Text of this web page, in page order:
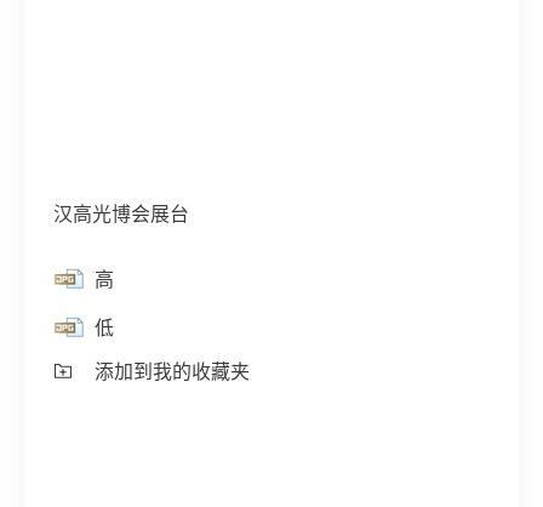
汉高光博会展台
高
低
添加到我的收藏夹